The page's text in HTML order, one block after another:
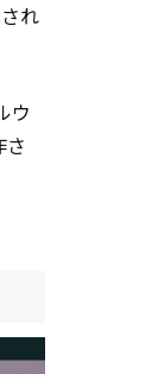
れ
ウ